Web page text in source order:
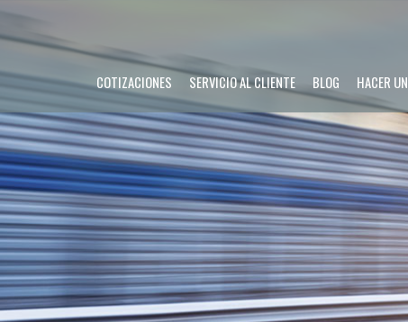
COTIZACIONES SERVICIO AL CLIENTE BLOG HACER